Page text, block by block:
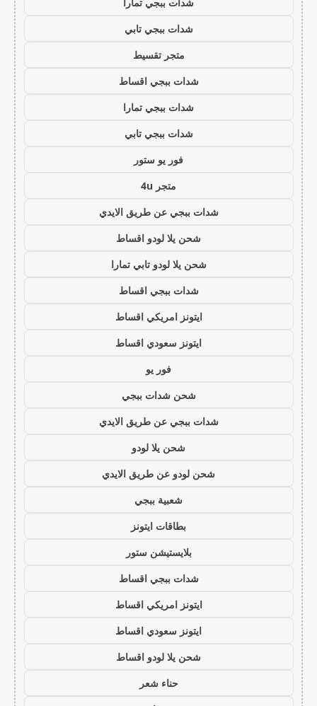
شدات ببجي تابي
متجر تقسيط
شدات ببجي اقساط
شدات ببجي تمارا
شدات ببجي تابي
فور يو ستور
متجر 4u
شدات ببجي عن طريق الايدي
شحن يلا لودو اقساط
شحن يلا لودو تابي تمارا
شدات ببجي اقساط
ايتونز امريكي اقساط
ايتونز سعودي اقساط
فور يو
شحن شدات ببجي
شدات ببجي عن طريق الايدي
شحن يلا لودو
شحن لودو عن طريق الايدي
شعبية ببجي
بطاقات ايتونز
بلايستيشن ستور
شدات ببجي اقساط
ايتونز امريكي اقساط
ايتونز سعودي اقساط
شحن يلا لودو اقساط
حناء شعر